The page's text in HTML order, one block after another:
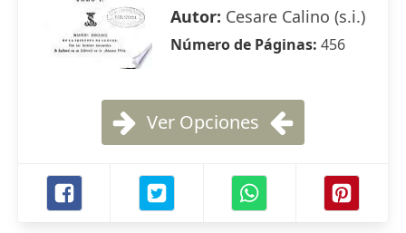
Autor: Cesare Calino (s.i.)
Número de Páginas: 456
Ver Opciones